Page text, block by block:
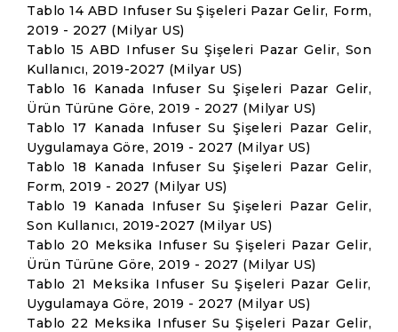
Tablo 14 ABD Infuser Su Şişeleri Pazar Gelir, Form,
2019 - 2027 (Milyar US)
Tablo 15 ABD Infuser Su Şişeleri Pazar Gelir, Son
Kullanıcı, 2019-2027 (Milyar US)
Tablo 16 Kanada Infuser Su Şişeleri Pazar Gelir,
Ürün Türüne Göre, 2019 - 2027 (Milyar US)
Tablo 17 Kanada Infuser Su Şişeleri Pazar Gelir,
Uygulamaya Göre, 2019 - 2027 (Milyar US)
Tablo 18 Kanada Infuser Su Şişeleri Pazar Gelir,
Form, 2019 - 2027 (Milyar US)
Tablo 19 Kanada Infuser Su Şişeleri Pazar Gelir,
Son Kullanıcı, 2019-2027 (Milyar US)
Tablo 20 Meksika Infuser Su Şişeleri Pazar Gelir,
Ürün Türüne Göre, 2019 - 2027 (Milyar US)
Tablo 21 Meksika Infuser Su Şişeleri Pazar Gelir,
Uygulamaya Göre, 2019 - 2027 (Milyar US)
Tablo 22 Meksika Infuser Su Şişeleri Pazar Gelir,